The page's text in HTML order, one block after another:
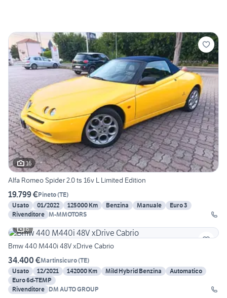
16
Alfa Romeo Spider 2.0 ts 16v L Limited Edition
19.799 €Pineto(TE)
Usato
01/2022 125000 Km Benzina Manuale
Euro 3
Rivenditore M-MMOTORS
6
Bmw 440 M440i 48V xDrive Cabrio
34.400 €Martinsicuro(TE)
Usato
12/2021 142000 Km Mild Hybrid Benzina
Automatico
Euro 6d-TEMP
Rivenditore DM AUTO GROUP